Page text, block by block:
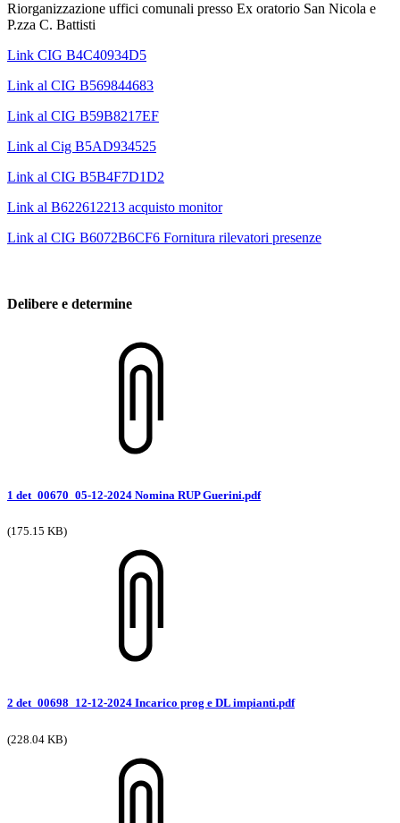
Riorganizzazione uffici comunali presso Ex oratorio San Nicola e
P.zza C. Battisti
Link CIG B4C40934D5
Link al CIG B569844683
Link al CIG B59B8217EF
Link al Cig B5AD934525
Link al CIG B5B4F7D1D2
Link al B622612213 acquisto monitor
Link al CIG B6072B6CF6 Fornitura rilevatori presenze
Delibere e determine
1 det_00670_05-12-2024 Nomina RUP Guerini.pdf
(175.15 KB)
2 det_00698_12-12-2024 Incarico prog e DL impianti.pdf
(228.04 KB)